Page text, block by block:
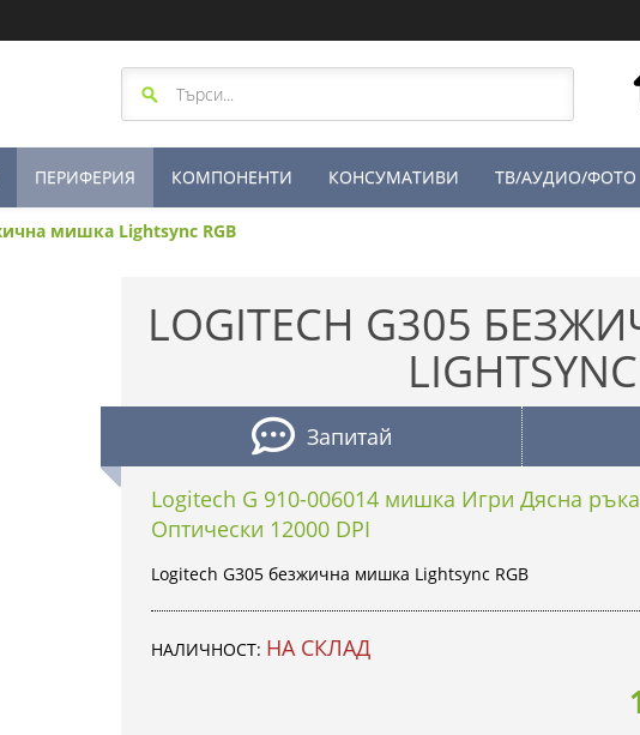
ПЕРИФЕРИЯ КОМПОНЕНТИ КОНСУМАТИВИ ТВ/АУДИО/ФОТО
мишка Lightsync RGB
LOGITECH G305
LIGHTSYNC
Запитай
Logitech G 910-006014 мишка Игри Дясна
Оптически 12000 DPI
Logitech G305 безжична мишка Lightsync RGB
НАЛИЧНОСТ: НА СКЛАД